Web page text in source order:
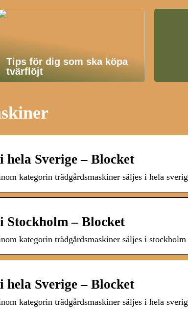
Tips för dig som ska köpa
tvärflöjt
Sverige – Blocket
kategorin trädgårdsmaskiner säljes i hela
Stockholm – Blocket
kategorin trädgårdsmaskiner säljes i
Sverige – Blocket
kategorin trädgårdsmaskiner säljes i hela